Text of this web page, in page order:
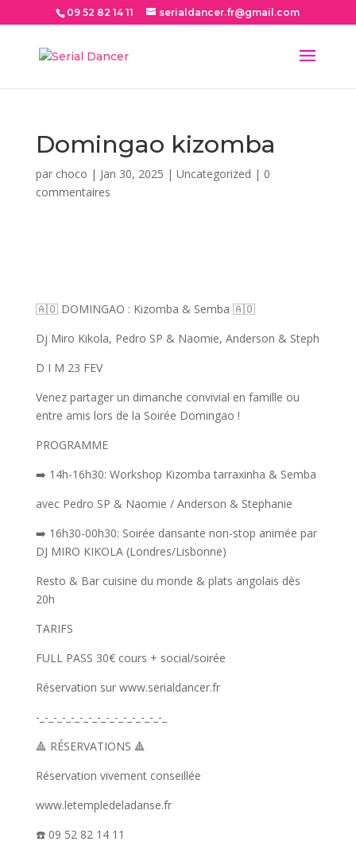
09 52 82 14 11 serialdancer.fr@gmail.com
Domingao kizomba
par choco | Jan 30, 2025 | Uncategorized | 0
commentaires
🇦🇴 DOMINGAO : Kizomba & Semba 🇦🇴
Dj Miro Kikola, Pedro SP & Naomie, Anderson & Steph
D I M 23 FEV
Venez partager un dimanche convivial en famille ou
entre amis lors de la Soirée Domingao !
PROGRAMME
➡️ 14h-16h30: Workshop Kizomba tarraxinha & Semba
avec Pedro SP & Naomie / Anderson & Stephanie
➡️ 16h30-00h30: Soirée dansante non-stop animée par
DJ MIRO KIKOLA (Londres/Lisbonne)
Resto & Bar cuisine du monde & plats angolais dès
20h
TARIFS
FULL PASS 30€ cours + social/soirée
Réservation sur www.serialdancer.fr
-_-_-_-_-_-_-_-_-_-_-_-_-_-_-_
🔺 RÉSERVATIONS 🔺
Réservation vivement conseillée
www.letempledeladanse.fr
☎️ 09 52 82 14 11